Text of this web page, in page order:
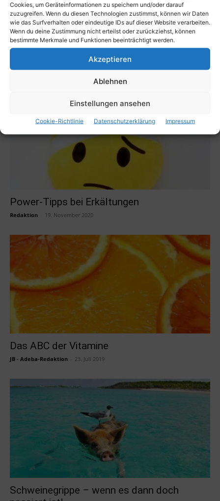
Cookies, um Geräteinformationen zu speichern und/oder darauf
zuzugreifen. Wenn du diesen Technologien zustimmst, können wir Daten
wie das Surfverhalten oder eindeutige IDs auf dieser Website verarbeiten.
Wenn du deine Zustimmung nicht erteilst oder zurückziehst, können
bestimmte Merkmale und Funktionen beeinträchtigt werden.
Akzeptieren
Ablehnen
Einstellungen ansehen
Cookie-Richtlinie Datenschutzerklärung Impressum
Luftreiniger Test 2021. Besser durch den
Winter mit 7 Tipps für...
Hauptredaktion_Adeba - 8. Mai 2021
Power-Tipps bei Erkältungen
Redaktion 19. November 2020
Das ABC der Vitamine
JB - Adeba-Redaktion 23. Juli 2019
Schweinegrippe – wenn es dann doch